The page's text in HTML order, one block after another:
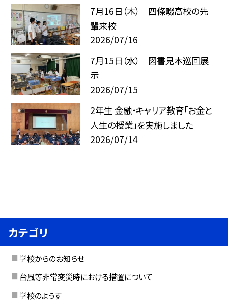
7月16日（木） 四條畷高校の先
輩来校
2026/07/16
7月15日（水） 図書見本巡回展
示
2026/07/15
2年生 金融・キャリア教育「お金と
人生の授業」を実施しました
2026/07/14
カテゴリ
学校からのお知らせ
台風等非常変災時における措置について
学校のようす